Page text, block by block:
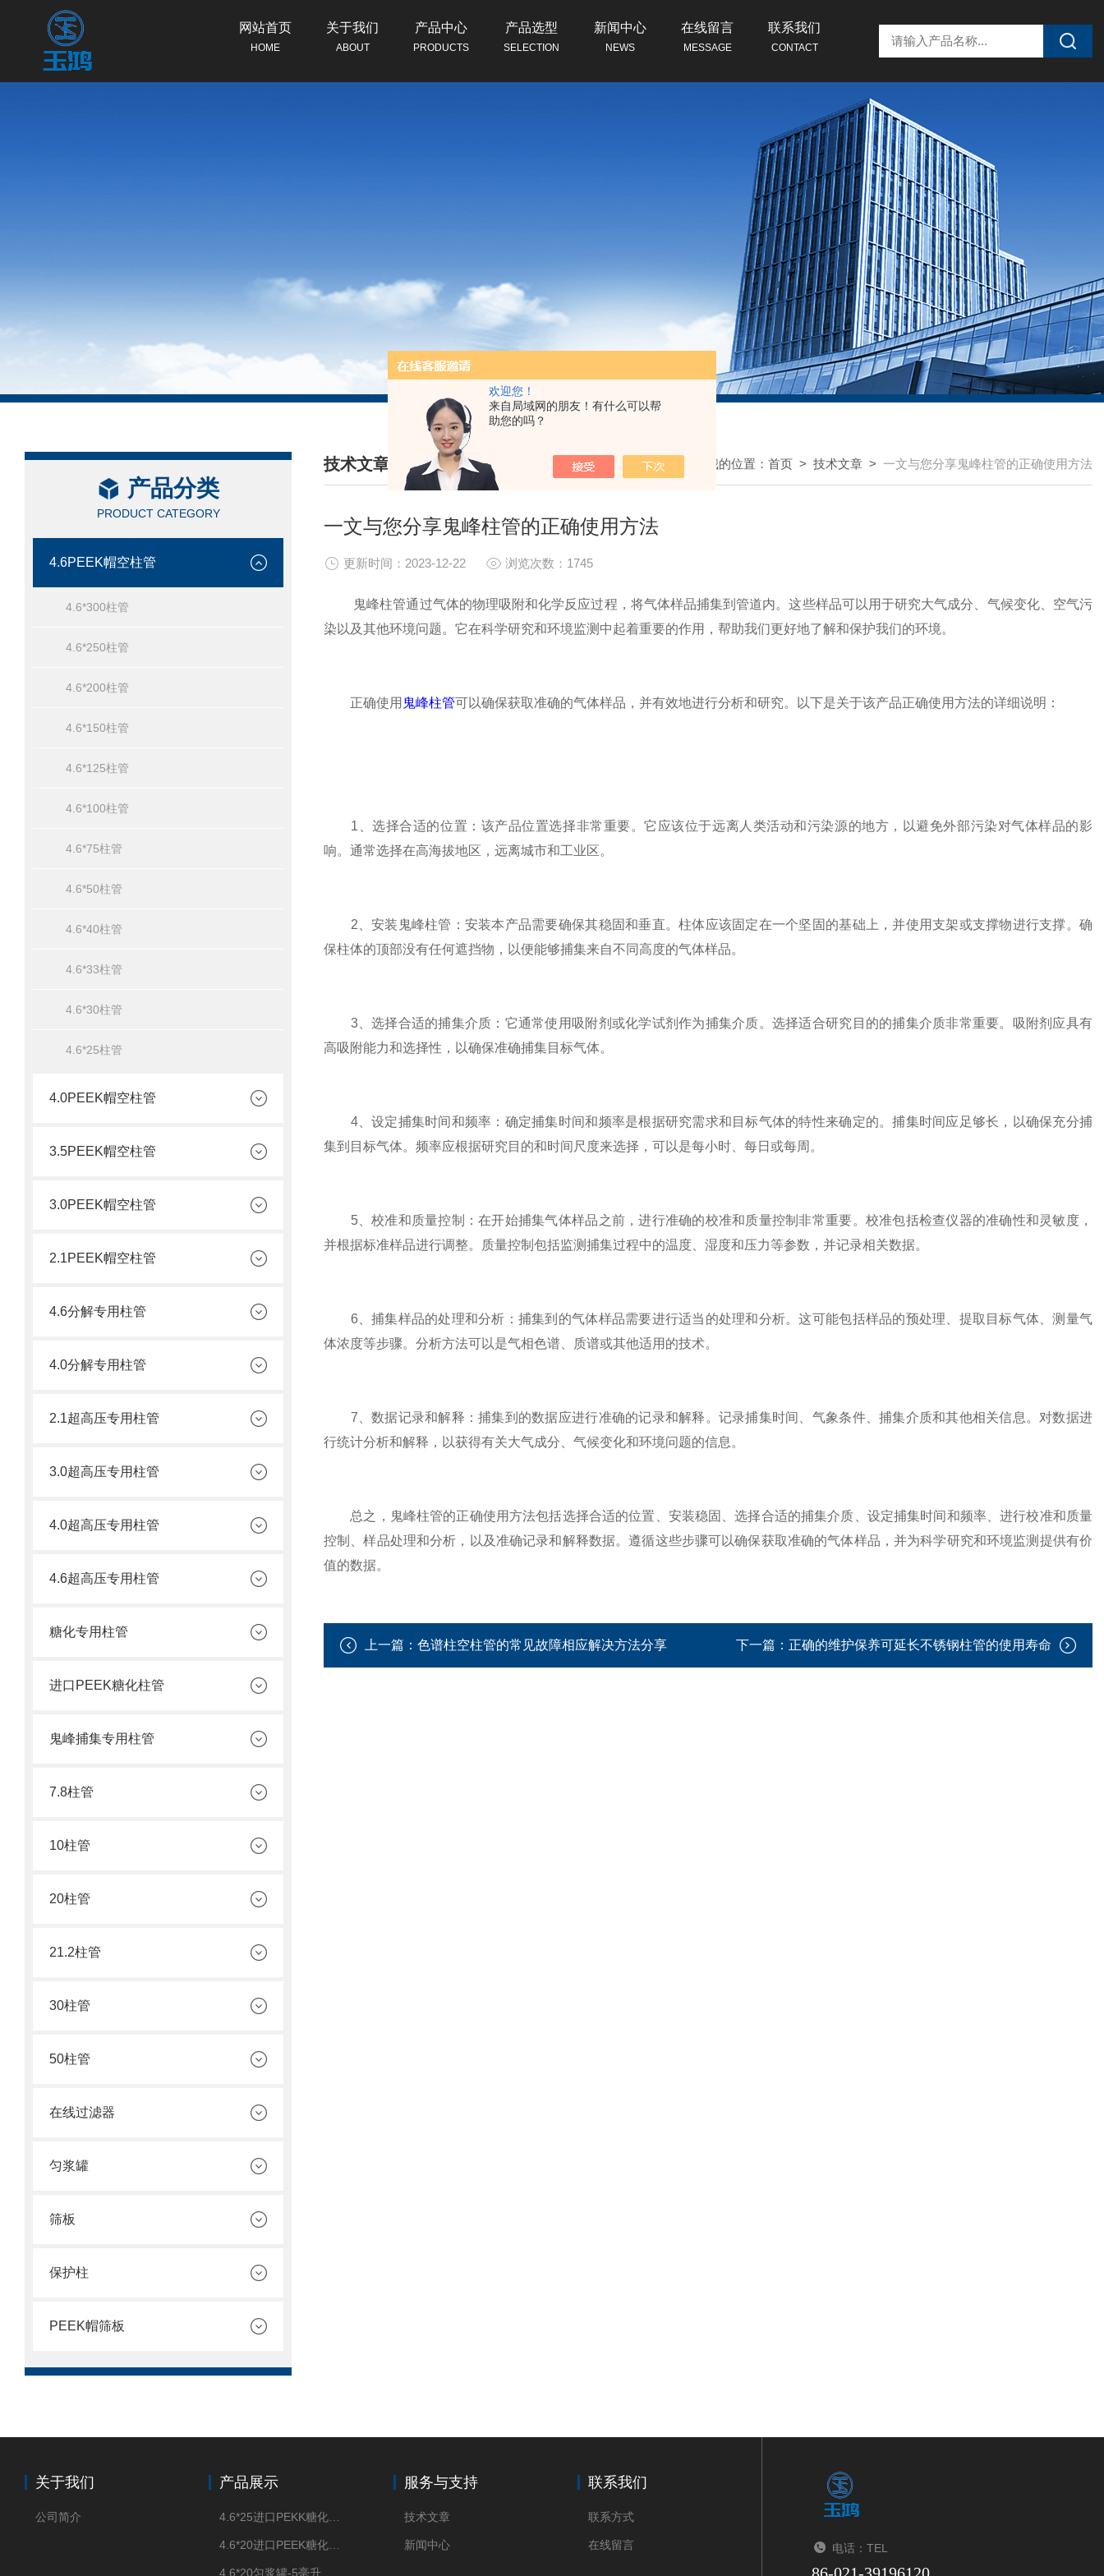
欢迎您！
来自局域网的朋友！有什么可以帮
助您的吗？
网站首页
HOME
关于我们
ABOUT
产品中心
PRODUCTS
产品选型
SELECTION
新闻中心
NEWS
在线留言
MESSAGE
联系我们
CONTACT
产品分类
PRODUCT CATEGORY
4.6PEEK帽空柱管
4.6*300柱管
4.6*250柱管
4.6*200柱管
4.6*150柱管
4.6*125柱管
4.6*100柱管
4.6*75柱管
4.6*50柱管
4.6*40柱管
4.6*33柱管
4.6*30柱管
4.6*25柱管
4.0PEEK帽空柱管
3.5PEEK帽空柱管
3.0PEEK帽空柱管
2.1PEEK帽空柱管
4.6分解专用柱管
4.0分解专用柱管
2.1超高压专用柱管
3.0超高压专用柱管
4.0超高压专用柱管
4.6超高压专用柱管
糖化专用柱管
进口PEEK糖化柱管
鬼峰捕集专用柱管
7.8柱管
10柱管
20柱管
21.2柱管
30柱管
50柱管
在线过滤器
匀浆罐
筛板
保护柱
PEEK帽筛板
技术文章
/ TECHNICAL ARTICLES
我的位置： 首页 > 技术文章 > 一文与您分享鬼峰柱管的正确使用方法
一文与您分享鬼峰柱管的正确使用方法
更新时间：2023-12-22 浏览次数：1745
鬼峰柱管通过气体的物理吸附和化学反应过程，将气体样品捕集到管道内。这些样品可以用于研究大气成分、气候变化、空气污
染以及其他环境问题。它在科学研究和环境监测中起着重要的作用，帮助我们更好地了解和保护我们的环境。
正确使用 鬼峰柱管可以确保获取准确的气体样品，并有效地进行分析和研究。以下是关于该产品正确使用方法的详细说明：
1、选择合适的位置：该产品位置选择非常重要。它应该位于远离人类活动和污染源的地方，以避免外部污染对气体样品的影
响。通常选择在高海拔地区，远离城市和工业区。
2、安装鬼峰柱管：安装本产品需要确保其稳固和垂直。柱体应该固定在一个坚固的基础上，并使用支架或支撑物进行支撑。确
保柱体的顶部没有任何遮挡物，以便能够捕集来自不同高度的气体样品。
3、选择合适的捕集介质：它通常使用吸附剂或化学试剂作为捕集介质。选择适合研究目的的捕集介质非常重要。吸附剂应具有
高吸附能力和选择性，以确保准确捕集目标气体。
4、设定捕集时间和频率：确定捕集时间和频率是根据研究需求和目标气体的特性来确定的。捕集时间应足够长，以确保充分捕
集到目标气体。频率应根据研究目的和时间尺度来选择，可以是每小时、每日或每周。
5、校准和质量控制：在开始捕集气体样品之前，进行准确的校准和质量控制非常重要。校准包括检查仪器的准确性和灵敏度，
并根据标准样品进行调整。质量控制包括监测捕集过程中的温度、湿度和压力等参数，并记录相关数据。
6、捕集样品的处理和分析：捕集到的气体样品需要进行适当的处理和分析。这可能包括样品的预处理、提取目标气体、测量气
体浓度等步骤。分析方法可以是气相色谱、质谱或其他适用的技术。
7、数据记录和解释：捕集到的数据应进行准确的记录和解释。记录捕集时间、气象条件、捕集介质和其他相关信息。对数据进
行统计分析和解释，以获得有关大气成分、气候变化和环境问题的信息。
总之，鬼峰柱管的正确使用方法包括选择合适的位置、安装稳固、选择合适的捕集介质、设定捕集时间和频率、进行校准和质量
控制、样品处理和分析，以及准确记录和解释数据。遵循这些步骤可以确保获取准确的气体样品，并为科学研究和环境监测提供有价
值的数据。
上一篇： 色谱柱空柱管的常见故障相应解决方法分享 下一篇： 正确的维护保养可延长不锈钢柱管的使用寿命
关于我们
公司简介
产品展示
4.6*20匀浆罐-5毫升
服务与支持
技术文章
新闻中心
联系我们
联系方式
在线留言 电话：TEL